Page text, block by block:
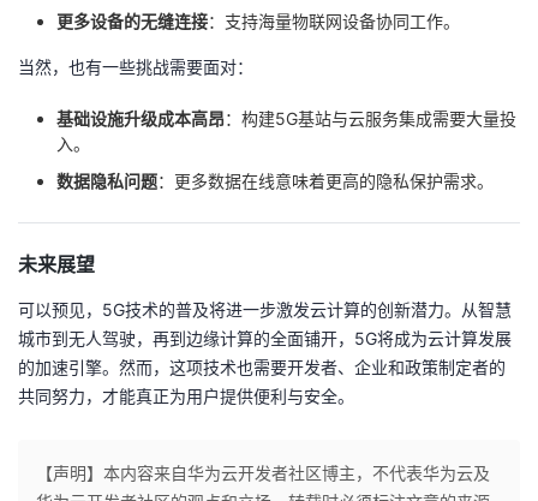
更多设备的无缝连接：支持海量物联网设备协同工作。
当然，也有一些挑战需要面对：
基础设施升级成本高昂：构建5G基站与云服务集成需要大量投
入。
数据隐私问题：更多数据在线意味着更高的隐私保护需求。
未来展望
可以预见，5G技术的普及将进一步激发云计算的创新潜力。从智慧
城市到无人驾驶，再到边缘计算的全面铺开，5G将成为云计算发展
的加速引擎。然而，这项技术也需要开发者、企业和政策制定者的
共同努力，才能真正为用户提供便利与安全。
【声明】本内容来自华为云开发者社区博主，不代表华为云及